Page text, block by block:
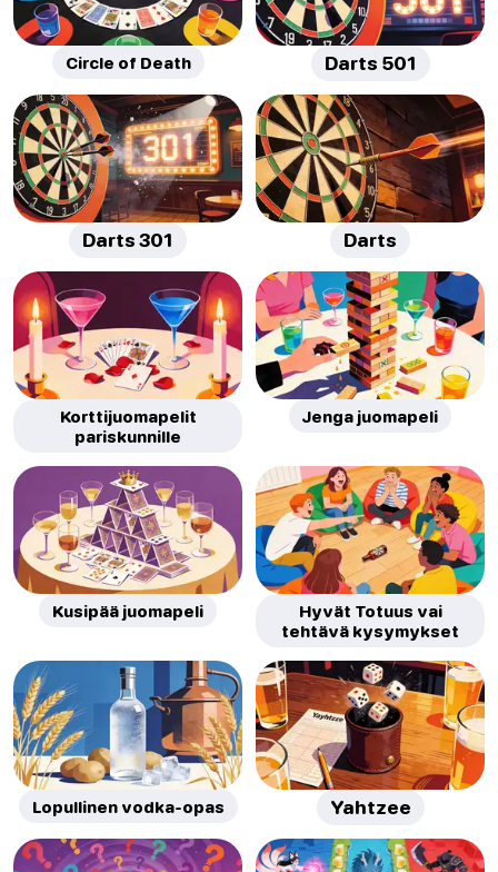
Circle of Death Darts 501
Darts 301 Darts
Korttijuomapelit
pariskunnille
Jenga juomapeli
Kusipää juomapeli
Hyvät Totuus vai
tehtävä kysymykset
Lopullinen vodka-opas Yahtzee